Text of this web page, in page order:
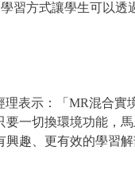
習方式讓學生可以
理表示：「MR混合
一切換環境功能，
趣、更有效的學習